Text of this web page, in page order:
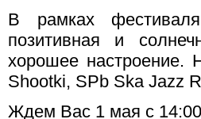
В рамках
позитивная и
хорошее настроение.
Shootki, SPb Ska Jazz
Ждем Вас 1 мая с